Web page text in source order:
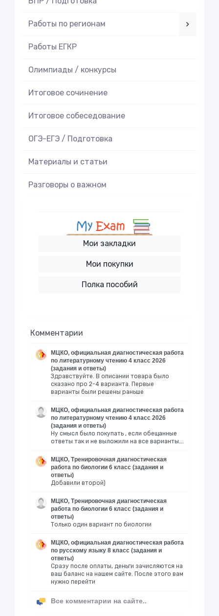
Работы по регионам
Работы ЕГКР
Олимпиады / конкурсы
Итоговое cочинение
Итоговое cобеседование
ОГЭ-ЕГЭ / Подготовка
Материалы и статьи
Разговоры о важном
Мои закладки
Мои покупки
Полка пособий
Комментарии
МЦКО, официальная диагностическая работа
по литературному чтению 4 класс 2026
(задания и ответы)
Здравствуйте. В описании товара было
сказано про 2-4 варианта. Первые
варианты были решены раньше
МЦКО, официальная диагностическая работа
по литературному чтению 4 класс 2026
(задания и ответы)
Ну смысл было покупать , если обещанные
ответы так и не выложили на все варианты….
МЦКО, Тренировочная диагностическая
работа по биологии 6 класс (задания и
ответы)
Добавили второй)
МЦКО, Тренировочная диагностическая
работа по биологии 6 класс (задания и
ответы)
Только один вариант по биологии
МЦКО, официальная диагностическая работа
по русскому языку 8 класс (задания и
ответы)
Сразу после оплаты, деньги зачисляются на
ваш баланс на нашем сайте. После этого вам
нужно перейти
Все комментарии на сайте..